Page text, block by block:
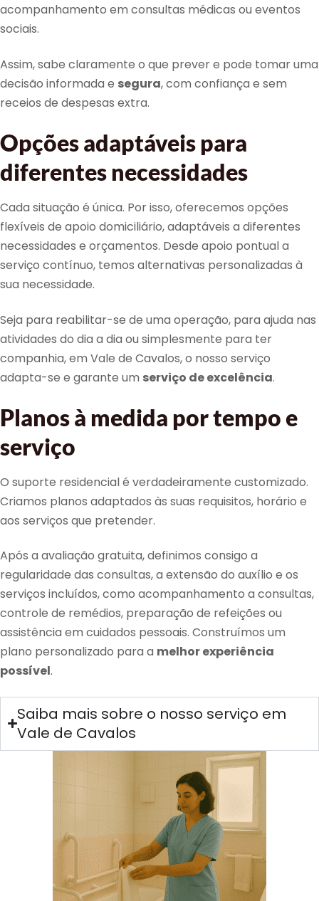
acompanhamento em consultas médicas ou eventos
sociais.
Assim, sabe claramente o que prever e pode tomar uma
decisão informada e segura, com confiança e sem
receios de despesas extra.
Opções adaptáveis para
diferentes necessidades
Cada situação é única. Por isso, oferecemos opções
flexíveis de apoio domiciliário, adaptáveis a diferentes
necessidades e orçamentos. Desde apoio pontual a
serviço contínuo, temos alternativas personalizadas à
sua necessidade.
Seja para reabilitar-se de uma operação, para ajuda nas
atividades do dia a dia ou simplesmente para ter
companhia, em Vale de Cavalos, o nosso serviço
adapta-se e garante um serviço de excelência.
Planos à medida por tempo e
serviço
O suporte residencial é verdadeiramente customizado.
Criamos planos adaptados às suas requisitos, horário e
aos serviços que pretender.
Após a avaliação gratuita, definimos consigo a
regularidade das consultas, a extensão do auxílio e os
serviços incluídos, como acompanhamento a consultas,
controle de remédios, preparação de refeições ou
assistência em cuidados pessoais. Construímos um
plano personalizado para a melhor experiência
possível.
Saiba mais sobre o nosso serviço em
Vale de Cavalos